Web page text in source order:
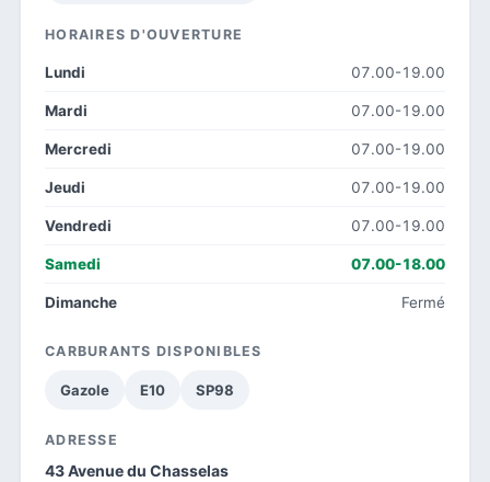
HORAIRES D'OUVERTURE
Lundi 07.00-19.00
Mardi 07.00-19.00
Mercredi 07.00-19.00
Jeudi 07.00-19.00
Vendredi 07.00-19.00
Samedi 07.00-18.00
Dimanche Fermé
CARBURANTS DISPONIBLES
Gazole E10 SP98
ADRESSE
43 Avenue du Chasselas